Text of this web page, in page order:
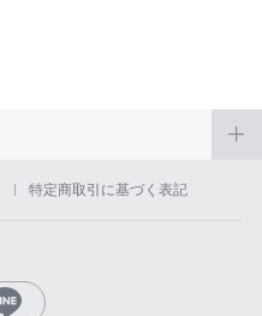
特定商取引に基づく表記